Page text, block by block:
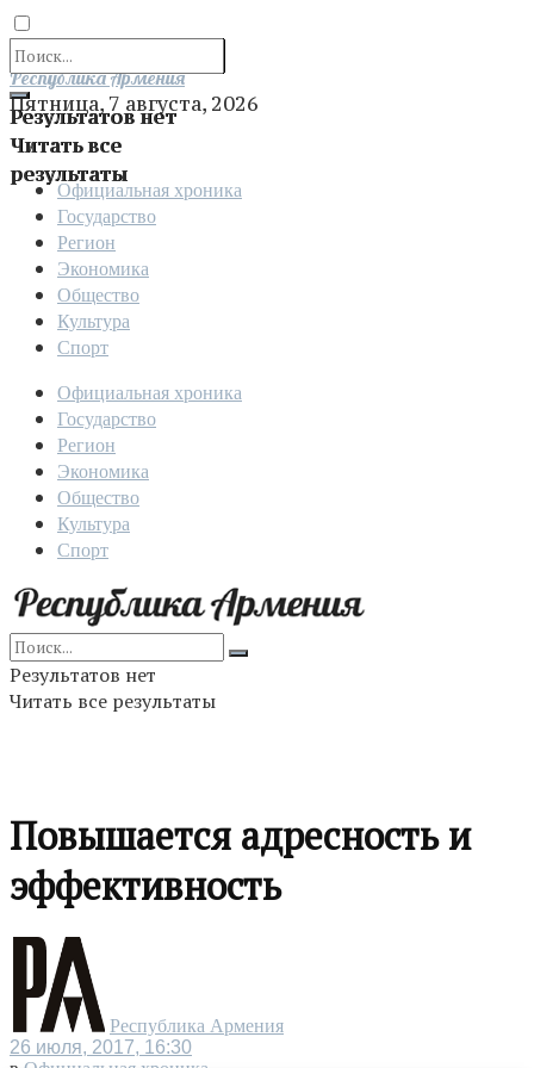
Результатов нет
Читать все
результаты
Отправить
Республика Армения
Пятница, 7 августа, 2026
Официальная хроника
Государство
Регион
Экономика
Общество
Культура
Спорт
Официальная хроника
Государство
Регион
Экономика
Общество
Культура
Спорт
Результатов нет
Читать все результаты
Повышается адресность и
эффективность
Республика Армения
26 июля, 2017, 16:30